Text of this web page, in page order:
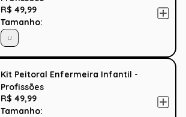
R$ 49,99
Tamanho:
U
Kit Peitoral Enfermeira Infantil -
Profissões
R$ 49,99
Tamanho: